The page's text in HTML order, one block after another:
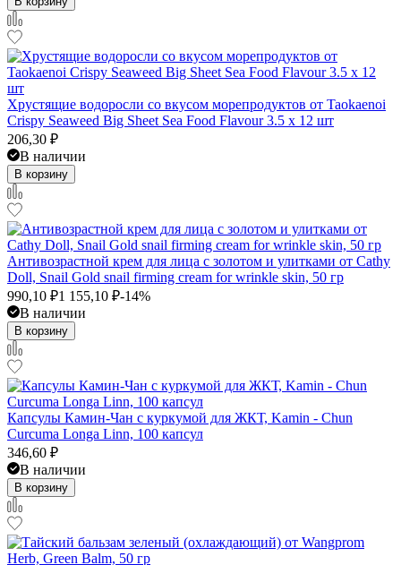
Хрустящие водоросли со вкусом морепродуктов от Taokaenoi
Crispy Seaweed Big Sheet Sea Food Flavour 3.5 x 12 шт
206,30 ₽
В наличии
В корзину
Антивозрастной крем для лица с золотом и улитками от Cathy
Doll, Snail Gold snail firming cream for wrinkle skin, 50 гр
990,10 ₽1 155,10 ₽-14%
В наличии
В корзину
Капсулы Камин-Чан с куркумой для ЖКТ, Kamin - Chun
Curcuma Longa Linn, 100 капсул
346,60 ₽
В наличии
В корзину